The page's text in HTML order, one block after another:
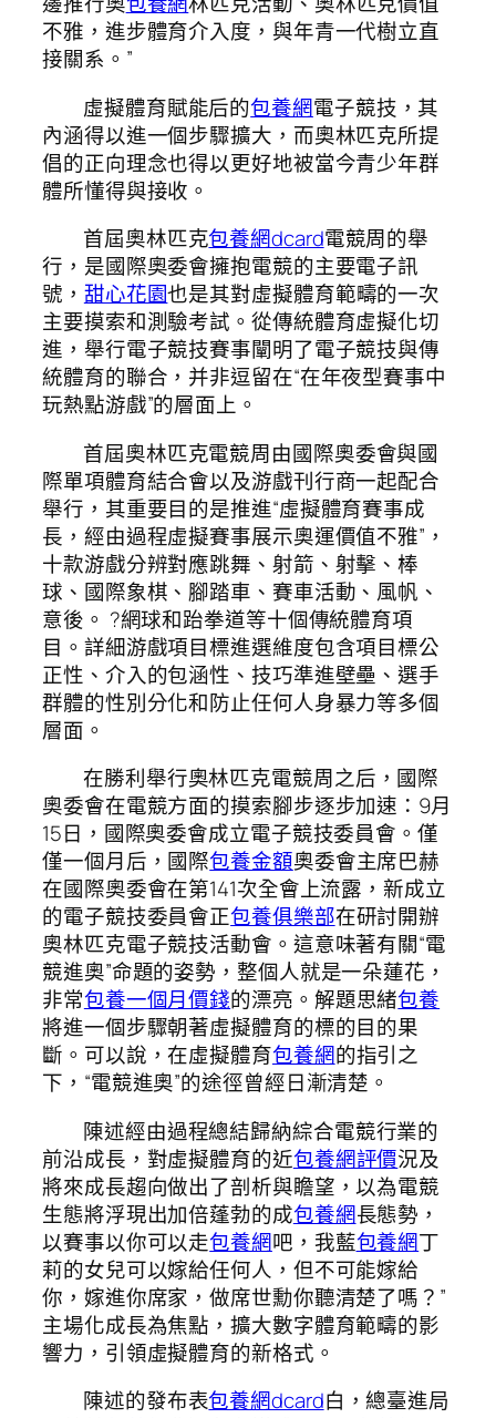
不雅，進步體育介入度，與年青一代樹立直
接關系。”
虛擬體育賦能后的包養網電子競技，其
內涵得以進一個步驟擴大，而奧林匹克所提
倡的正向理念也得以更好地被當今青少年群
體所懂得與接收。
首屆奧林匹克包養網dcard電競周的舉
行，是國際奧委會擁抱電競的主要電子訊
號， 甜心花園也是其對虛擬體育範疇的一次
主要摸索和測驗考試。從傳統體育虛擬化切
進，舉行電子競技賽事闡明了電子競技與傳
統體育的聯合，并非逗留在“在年夜型賽事中
玩熱點游戲”的層面上。
首屆奧林匹克電競周由國際奧委會與國
際單項體育結合會以及游戲刊行商一起配合
舉行，其重要目的是推進“虛擬體育賽事成
長，經由過程虛擬賽事展示奧運價值不雅”，
十款游戲分辨對應跳舞、射箭、射擊、棒
球、國際象棋、腳踏車、賽車活動、風帆、
意後。 ?網球和跆拳道等十個傳統體育項
目。詳細游戲項目標進選維度包含項目標公
正性、介入的包涵性、技巧準進壁壘、選手
群體的性別分化和防止任何人身暴力等多個
層面。
在勝利舉行奧林匹克電競周之后，國際
奧委會在電競方面的摸索腳步逐步加速：9月
15日，國際奧委會成立電子競技委員會。僅
僅一個月后，國際包養金額奧委會主席巴赫
在國際奧委會在第141次全會上流露，新成立
的電子競技委員會正包養俱樂部在研討開辦
奧林匹克電子競技活動會。這意味著有關“電
競進奧”命題的姿勢，整個人就是一朵蓮花，
非常包養一個月價錢的漂亮。解題思緒包養
將進一個步驟朝著虛擬體育的標的目的果
斷。可以說，在虛擬體育包養網的指引之
下，“電競進奧”的途徑曾經日漸清楚。
陳述經由過程總結歸納綜合電競行業的
前沿成長，對虛擬體育的近包養網評價況及
將來成長趨向做出了剖析與瞻望，以為電競
生態將浮現出加倍蓬勃的成包養網長態勢，
以賽事以你可以走包養網吧，我藍包養網丁
莉的女兒可以嫁給任何人，但不可能嫁給
你，嫁進你席家，做席世勳你聽清楚了嗎？”
主場化成長為焦點，擴大數字體育範疇的影
響力，引領虛擬體育的新格式。
陳述的發布表包養網dcard白，總臺進局